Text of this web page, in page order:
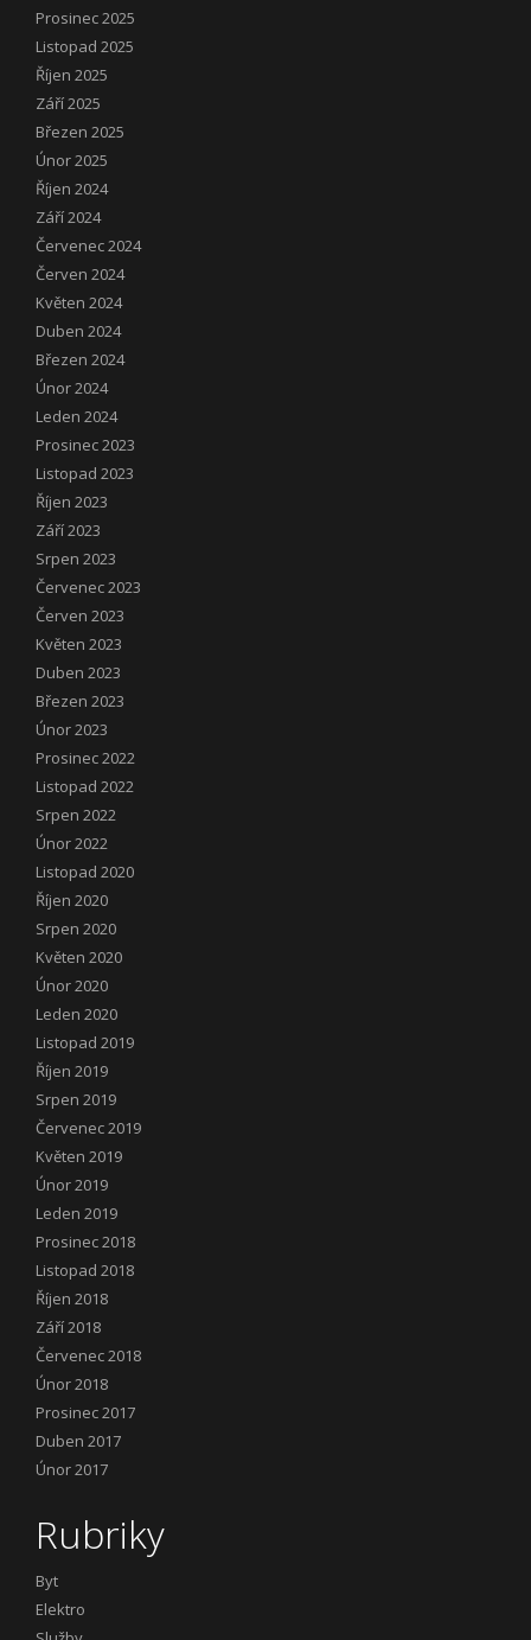
Prosinec 2025
Listopad 2025
Říjen 2025
Září 2025
Březen 2025
Únor 2025
Říjen 2024
Září 2024
Červenec 2024
Červen 2024
Květen 2024
Duben 2024
Březen 2024
Únor 2024
Leden 2024
Prosinec 2023
Listopad 2023
Říjen 2023
Září 2023
Srpen 2023
Červenec 2023
Červen 2023
Květen 2023
Duben 2023
Březen 2023
Únor 2023
Prosinec 2022
Listopad 2022
Srpen 2022
Únor 2022
Listopad 2020
Říjen 2020
Srpen 2020
Květen 2020
Únor 2020
Leden 2020
Listopad 2019
Říjen 2019
Srpen 2019
Červenec 2019
Květen 2019
Únor 2019
Leden 2019
Prosinec 2018
Listopad 2018
Říjen 2018
Září 2018
Červenec 2018
Únor 2018
Prosinec 2017
Duben 2017
Únor 2017
Rubriky
Byt
Elektro